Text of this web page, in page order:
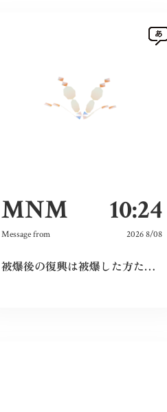
MNM 10:24
Message from 2026 8/08
被爆後の復興は被爆した方たちだけが尽力してくれたのではなく戦前の方たちの工業や文化がもたらしてくれたものだと分かった。今の平和な生活を守っていこうと思う。